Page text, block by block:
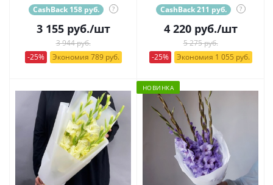
CashBack 158 руб. ?
3 155руб./шт
3 944 руб.
-25%
Экономия 789 руб.
CashBack 211 руб. ?
4 220руб./шт
5 275 руб.
-25%
Экономия 1 055 руб.
НОВИНКА